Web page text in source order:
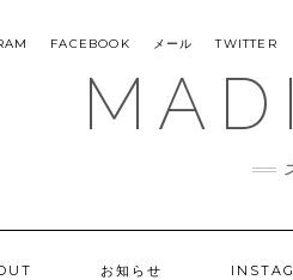
FACEBOOK メール TWITTER
お知らせ